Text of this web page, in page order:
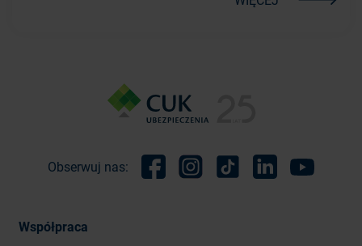
Obserwuj nas:
Współpraca